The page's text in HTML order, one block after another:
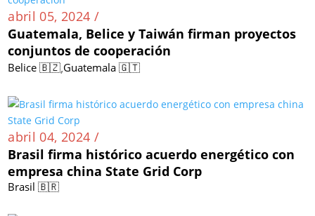
abril 05, 2024 /
Guatemala, Belice y Taiwán firman proyectos
conjuntos de cooperación
Belice 🇧🇿,Guatemala 🇬🇹
abril 04, 2024 /
Brasil firma histórico acuerdo energético con
empresa china State Grid Corp
Brasil 🇧🇷